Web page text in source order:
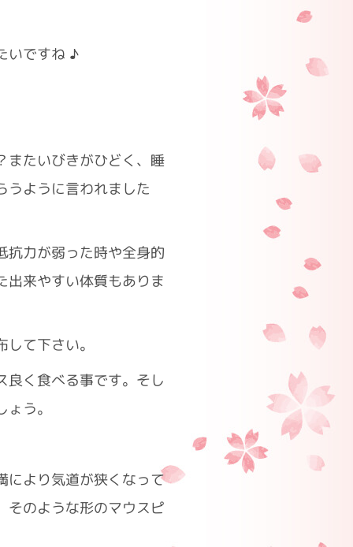
いですね ♪
またいびきがひどく、睡
うように言われました
抗力が弱った時や全身的
出来やすい体質もありま
て下さい。
良く食べる事です。そし
う。
により気道が狭くなって
そのような形のマウスピ